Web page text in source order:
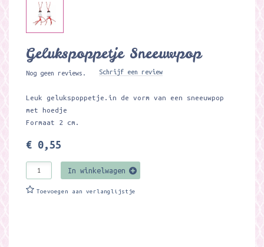
Gelukspoppetje Sneeuwpop
Nog geen reviews. Schrijf een review
Leuk gelukspoppetje.in de vorm van een sneeuwpop
met hoedje
Formaat 2 cm.
€ 0,55
In winkelwagen
Toevoegen aan verlanglijstje